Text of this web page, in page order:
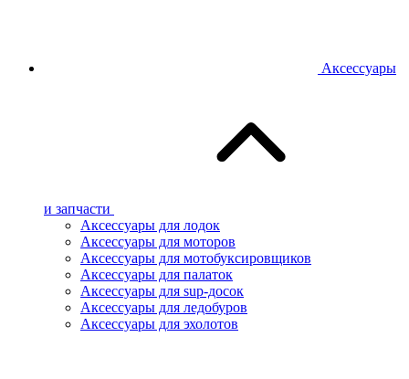
Аксессуары
и запчасти
Аксессуары для лодок
Аксессуары для моторов
Аксессуары для мотобуксировщиков
Аксессуары для палаток
Аксессуары для sup-досок
Аксессуары для ледобуров
Аксессуары для эхолотов